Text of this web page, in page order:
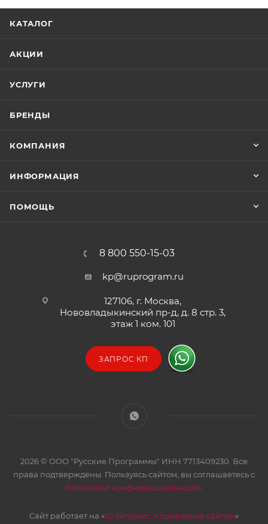
КАТАЛОГ
АКЦИИ
УСЛУГИ
БРЕНДЫ
КОМПАНИЯ
ИНФОРМАЦИЯ
ПОМОЩЬ
8 800 550-15-03
kp@ruprogram.ru
127106, г. Москва,
Нововладыкинский пр-д, д. 8 стр. 3,
этаж 1 ком. 101
ЗАПРОС КП
2026 © ООО "Русские Программы" ИНН 7713409230. Все
права подтверждены. Пользуясь сайтом, вы соглашаетесь с
политикой конфиденциальности
Сайт работает на «1С-Битрикс: Управление сайтом»